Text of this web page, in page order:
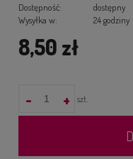
Dostępność:
dostępny
Wysyłka w:
24 godziny
8,50 zł
+
- szt.